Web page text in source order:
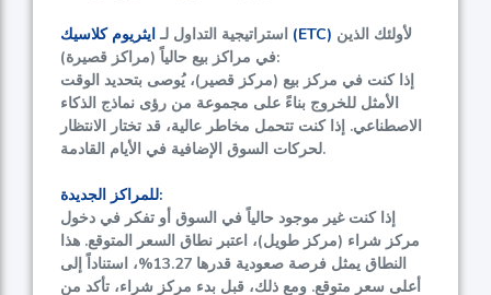
استراتيجية التداول لـ ايثريوم كلاسيك (ETC)
في مراكز بيع حالياً (مراكز قصيرة):
إذا كنت في مركز بيع (مركز قصير)، يُوصى بتحديد الوقت
الأمثل للخروج بناءً على مجموعة من رؤى نماذج الذكاء
الاصطناعي. إذا كنت تتحمل مخاطر عالية، قد تختار الانتظار
لحركات السوق الإضافية في الأيام القادمة.
للمراكز الجديدة:
إذا كنت غير موجود حالياً في السوق أو تفكر في دخول
مركز شراء (مركز طويل)، اعتبر نطاق السعر المتوقع. هذا
النطاق يمثل فرصة صعودية قدرها 13.27%
، استناداً إلى
أعلى سعر متوقع. ومع ذلك، قبل بدء مركز شراء، تأكد من